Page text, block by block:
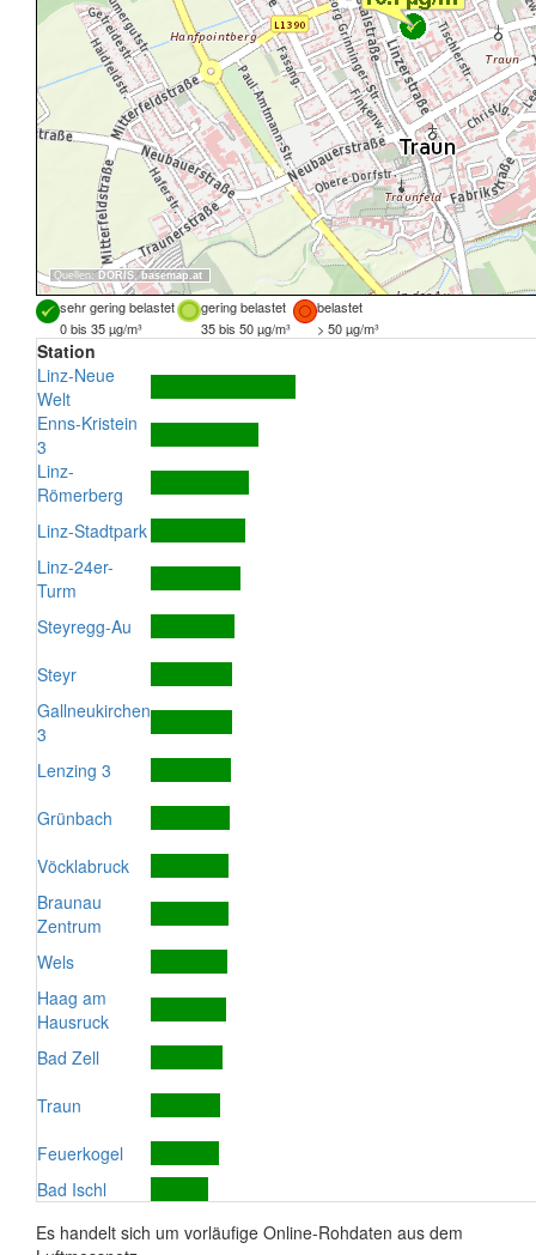
Quellen: DORIS, basemap.at
sehr gering belastet gering belastet
belastet
0 bis 35 µg/m³
35 bis 50 µg/m³ > 50 µg/m³
Station
Linz-Neue
Welt
Enns-Kristein
3
Linz-
Römerberg
Linz-Stadtpark
Linz-24er-
Turm
Steyregg-Au
Steyr
Gallneukirchen
3
Lenzing 3
Grünbach
Vöcklabruck
Braunau
Zentrum
Wels
Haag am
Hausruck
Bad Zell
Traun
Feuerkogel
Bad Ischl
Es handelt sich um vorläufige Online-Rohdaten aus dem